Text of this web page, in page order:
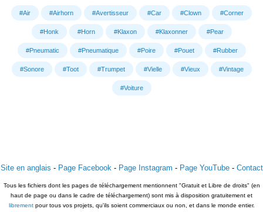
#Air #Airhorn #Avertisseur #Car #Clown #Corner
#Honk #Horn #Klaxon #Klaxonner #Pear
#Pneumatic #Pneumatique #Poire #Pouet #Rubber
#Sonore #Toot #Trumpet #Vielle #Vieux #Vintage
#Voiture
Site en anglais - Page Facebook - Page Instagram - Page YouTube- Contact
Tous les fichiers dont les pages de téléchargement mentionnent "Gratuit et Libre de droits" (en
haut de page ou dans le cadre de téléchargement) sont mis à disposition gratuitement et
librementpour tous vos projets, qu'ils soient commerciaux ou non, et dans le monde entier.